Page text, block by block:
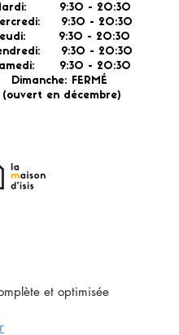
9:30 - 20:30
9:30 - 20:30
9:30 - 20:30
9:30 - 20:30
9:30 - 20:30
Dimanche: FERMÉ
(ouvert en décembre)
et optimisée